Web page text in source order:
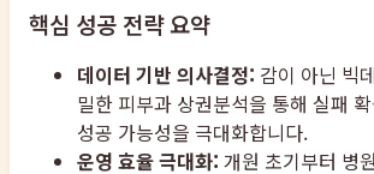
핵심 성공 전략 요약
데이터 기반 의사결정: 감이 아닌 빅
밀한 피부과 상권분석을 통해 실패
성공 가능성을 극대화합니다.
운영 효율 극대화: 개원 초기부터 병